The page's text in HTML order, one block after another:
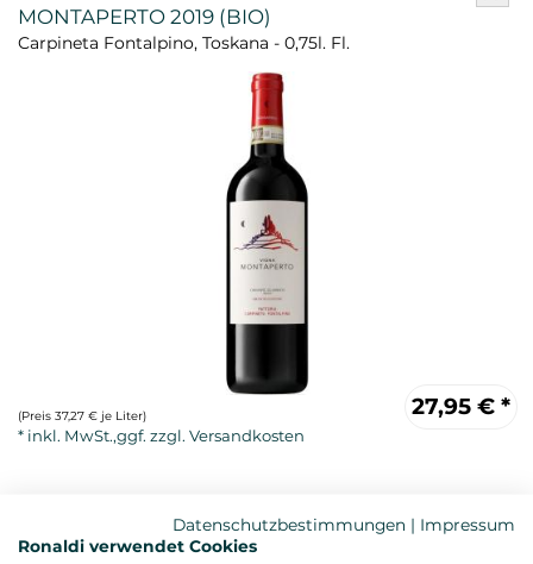
MONTAPERTO 2019 (BIO)
Carpineta Fontalpino, Toskana - 0,75l. Fl.
27,95 € *
(Preis 37,27 € je Liter)
Datenschutzbestimmungen | Impressum
Ronaldi verwendet Cookies